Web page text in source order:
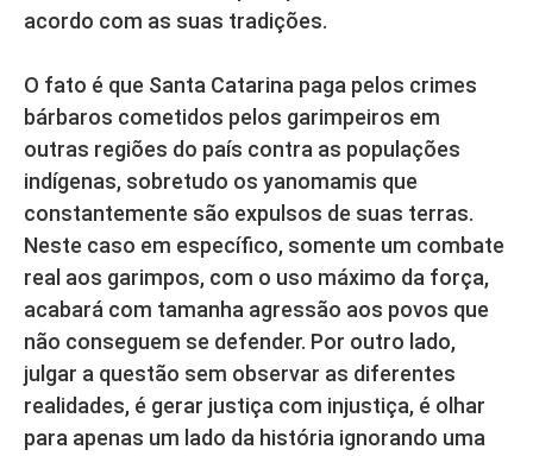
acordo com as suas tradições.
O fato é que Santa Catarina paga pelos crimes
bárbaros cometidos pelos garimpeiros em
outras regiões do país contra as populações
indígenas, sobretudo os yanomamis que
constantemente são expulsos de suas terras.
Neste caso em específico, somente um combate
real aos garimpos, com o uso máximo da força,
acabará com tamanha agressão aos povos que
não conseguem se defender. Por outro lado,
julgar a questão sem observar as diferentes
realidades, é gerar justiça com injustiça, é olhar
para apenas um lado da história ignorando uma